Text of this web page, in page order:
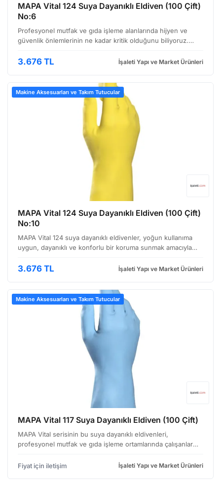
MAPA Vital 124 Suya Dayanıklı Eldiven (100 Çift)
No:6
Profesyonel mutfak ve gıda işleme alanlarında hijyen ve
güvenlik önlemlerinin ne kadar kritik olduğunu biliyoruz.
tasarlanmış, suya dayanıklı eldivenler sunar. Bu öze…
3.676 TL İşaleti Yapı ve Market Ürünleri
Makine Aksesuarları ve Takım Tutucular
MAPA Vital 124 Suya Dayanıklı Eldiven (100 Çift)
No:10
MAPA Vital 124 suya dayanıklı eldivenler, yoğun kullanıma
uygun, dayanıklı ve konforlu bir koruma sunmak amacıyla
sektörlerde çalışan profesyoneller için ideal bir …
3.676 TL İşaleti Yapı ve Market Ürünleri
Makine Aksesuarları ve Takım Tutucular
MAPA Vital 117 Suya Dayanıklı Eldiven (100 Çift)
MAPA Vital serisinin bu suya dayanıklı eldivenleri,
profesyonel mutfak ve gıda işleme ortamlarında çalışanlar
kullanıldığında elleri koruma amacı güden bu ürün, he…
Fiyat için iletişim İşaleti Yapı ve Market Ürünleri